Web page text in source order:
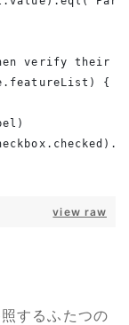
verify their
{
view raw
するふたつの